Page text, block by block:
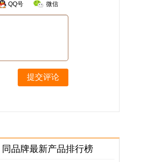
QQ号 微信
提交评论
同品牌最新产品排行榜